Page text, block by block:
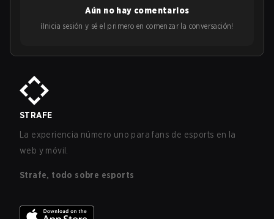
Aún no hay comentarios
¡Inicia sesión y sé el primero en comenzar la conversación!
STRAFE
La experiencia número uno para fans de esports en la
web y móvil.
Strafe, todo sobre esports